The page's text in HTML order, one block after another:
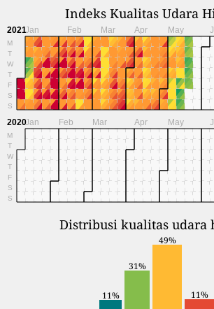
Indeks Kualitas Udara
2021
M
T
W
T
F
S
S
Jan Feb Mar Apr May
2020
M
T
W
T
F
S
S
Jan Feb Mar Apr May
Distribusi kualitas udara
11%
31%
49%
11%